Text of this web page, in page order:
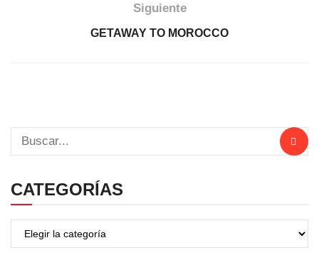
Siguiente
GETAWAY TO MOROCCO
CATEGORÍAS